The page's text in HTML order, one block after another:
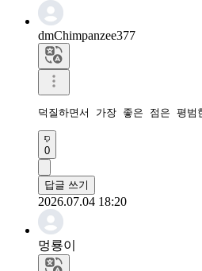
dmChimpanzee377
덕질하면서 가장 좋은 점은 평
0
답글 쓰기
2026.07.04 18:20
멍룡이